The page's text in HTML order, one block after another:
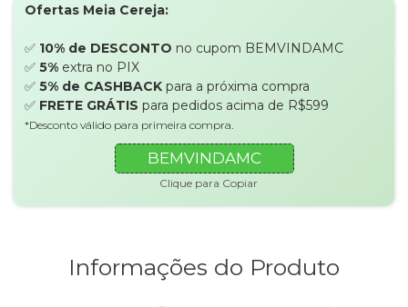
Ofertas Meia Cereja:
✅ 10% de DESCONTO no cupom BEMVINDAMC
✅ 5% extra no PIX
✅ 5% de CASHBACK para a próxima compra
✅ FRETE GRÁTIS para pedidos acima de R$599
*Desconto válido para primeira compra.
BEMVINDAMC
Clique para Copiar
Informações do Produto